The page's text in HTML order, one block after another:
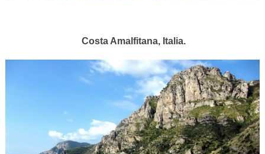
Costa Amalfitana, Italia.